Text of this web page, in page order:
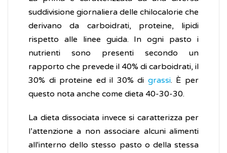
suddivisione giornaliera delle chilocalorie che
derivano da carboidrati, proteine, lipidi
rispetto alle linee guida. In ogni pasto i
nutrienti sono presenti secondo un
rapporto che prevede il 40% di carboidrati, il
30% di proteine ed il 30% di grassi. È per
questo nota anche come dieta 40-30-30.
La dieta dissociata invece si caratterizza per
l’attenzione a non associare alcuni alimenti
all'interno dello stesso pasto o della stessa